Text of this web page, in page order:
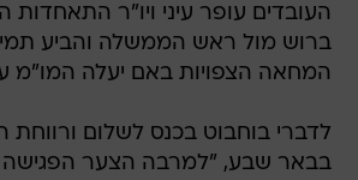
העובדים עופר עיני ויו"ר התאחדות
ברוש מול ראש הממשלה והביע
המחאה הצפויות באם יעלה המו"מ
לדברי בוחבוט בכנס לשלום ורווחת
בבאר שבע, "למרבה הצער